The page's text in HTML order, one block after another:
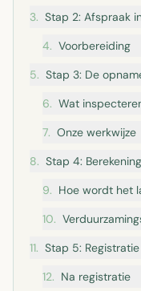
3. Stap 2: Afspraak
4. Voorbereiding
5. Stap 3: De
6. Wat
7. Onze werkwijze
8. Stap 4:
9. Hoe wordt het
10.
11. Stap 5:
12. Na registratie